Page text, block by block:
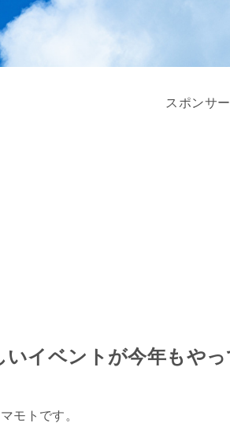
スポンサ
いイベントが今年もやっ
モトです。